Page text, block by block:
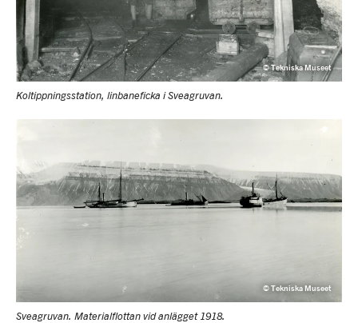
© Tekniska Museet
Koltippningsstation, linbaneficka i Sveagruvan.
© Tekniska Museet
Sveagruvan. Materialflottan vid anlägget 1918.